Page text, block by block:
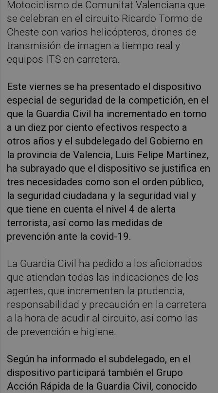
Motociclismo de Comunitat Valenciana que
se celebran en el circuito Ricardo Tormo de
Cheste con varios helicópteros, drones de
transmisión de imagen a tiempo real y
equipos ITS en carretera.
Este viernes se ha presentado el dispositivo
especial de seguridad de la competición, en el
que la Guardia Civil ha incrementado en torno
a un diez por ciento efectivos respecto a
otros años y el subdelegado del Gobierno en
la provincia de Valencia, Luis Felipe Martínez,
ha subrayado que el dispositivo se justifica en
tres necesidades como son el orden público,
la seguridad ciudadana y la seguridad vial y
que tiene en cuenta el nivel 4 de alerta
terrorista, así como las medidas de
prevención ante la covid-19.
La Guardia Civil ha pedido a los aficionados
que atiendan todas las indicaciones de los
agentes, que incrementen la prudencia,
responsabilidad y precaución en la carretera
a la hora de acudir al circuito, así como las
de prevención e higiene.
Según ha informado el subdelegado, en el
dispositivo participará también el Grupo
Acción Rápida de la Guardia Civil, conocido